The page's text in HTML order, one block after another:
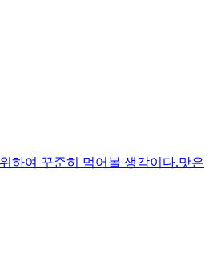
하여 꾸준히 먹어볼 생각이다.맛은